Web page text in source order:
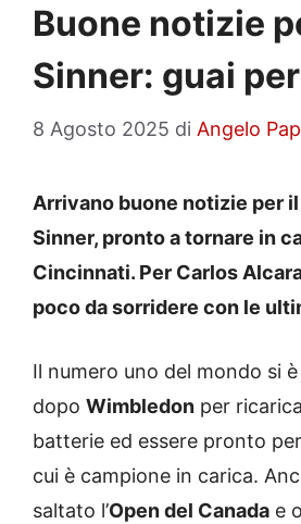
Buone notizie
Sinner: guai
8 Agosto 2025 di Angelo
Arrivano buone notizie per
Sinner, pronto a tornare in
Cincinnati. Per Carlos
poco da sorridere con le
Il numero uno del mondo si
dopo Wimbledon per
batterie ed essere pronto
cui è campione in carica.
saltato l’Open del Canada e